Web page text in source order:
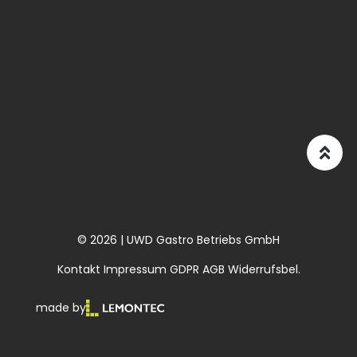
© 2026 | UWD Gastro Betriebs GmbH
Kontakt Impressum GDPR AGB Widerrufsbel.
made by